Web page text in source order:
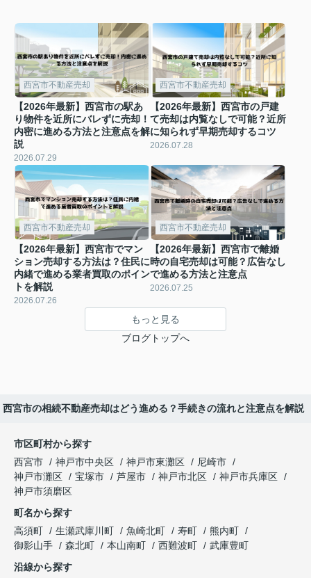
西宮市不動産売却
【2026年最新】西宮市の駅あ
り物件を近所にバレずに売却！
内密に進める方法と注意点を解
説
2026.07.29
西宮市不動産売却
【2026年最新】西宮市の戸建
て売却は内覧なしで可能？近所
に知られず早期売却するコツ
2026.07.28
西宮市不動産売却
【2026年最新】西宮市でマン
ション売却する方法は？住民に
内緒で進める業者買取のポイン
トを解説
2026.07.26
西宮市不動産売却
【2026年最新】西宮市で離婚
時の自宅売却は可能？広告なし
で進める方法と注意点
2026.07.25
もっと見る
ブログトップへ
宮市の相続不動産売却はどう進める？手続きの流れと注意点を解説
市区町村から探す
西宮市
神戸市中央区 神戸市東灘区
尼崎市
神戸市灘区
宝塚市 芦屋市 神戸市北区
神戸市兵庫区
神戸市須磨区
町名から探す
高須町
生瀬武庫川町 魚崎北町 寿町
熊内町
御影山手
森北町 本山南町 西難波町
武庫豊町
沿線から探す